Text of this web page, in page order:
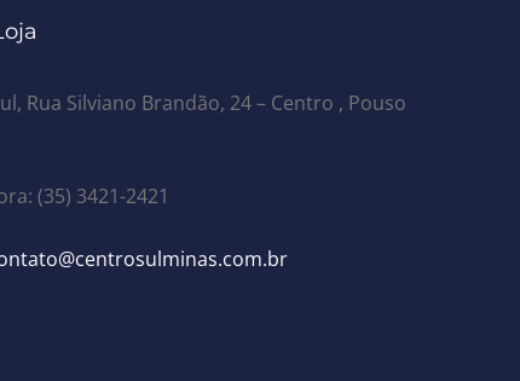
Rua Silviano Brandão, 24 – Centro , Pouso
(35) 3421-2421